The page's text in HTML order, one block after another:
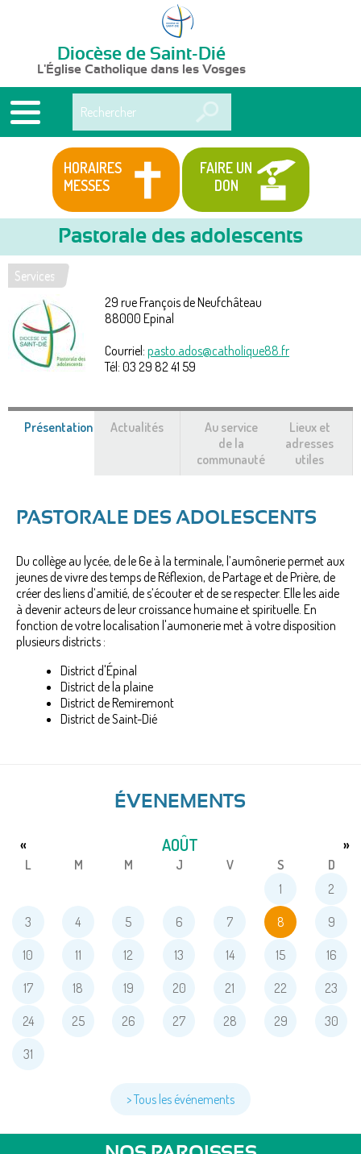
Diocèse de Saint-Dié
L'Église Catholique dans les Vosges
HORAIRES
MESSES
FAIRE UN
DON
Vous
êtes
ici
Services
Pastorale des adolescents
29 rue François de Neufchâteau
88000 Epinal
Courriel: pasto.ados@catholique88.fr
Tél: 03 29 82 41 59
Présentation (onglet
Actualités
Au service
de la
communauté
Lieux et
adresses
utiles
PASTORALE DES ADOLESCENTS
Du collège au lycée, de le 6e à la terminale, l’aumônerie permet aux
jeunes de vivre des temps de Réflexion, de Partage et de Prière, de
créer des liens d’amitié, de s’écouter et de se respecter. Elle les aide
à devenir acteurs de leur croissance humaine et spirituelle. En
fonction de votre localisation l'aumonerie met à votre disposition
plusieurs districts :
District d'Épinal
District de la plaine
District de Remiremont
District de Saint-Dié
ÉVENEMENTS
AOÛT
« »
L M M J V S
D
1
2
3 4 5 6 7 8 9
10 11 12 13 14 15 16
17 18 19 20 21 22 23
24 25 26 27 28 29 30
31
> Tous les événements